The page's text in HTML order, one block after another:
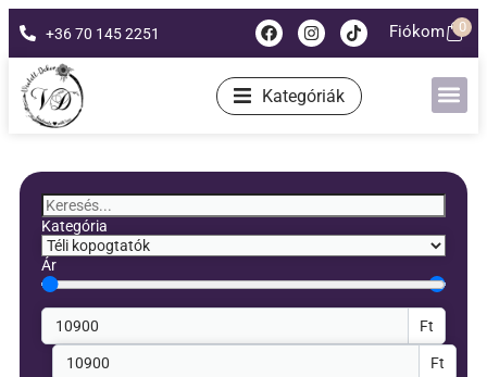
+36 70 145 2251 Fiókom 0
Kategóriák
Kategória
Ár
Ft
Ft